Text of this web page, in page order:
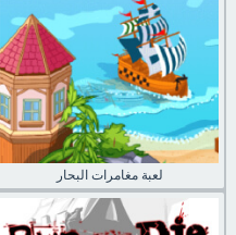
لعبة مغامرات البحار